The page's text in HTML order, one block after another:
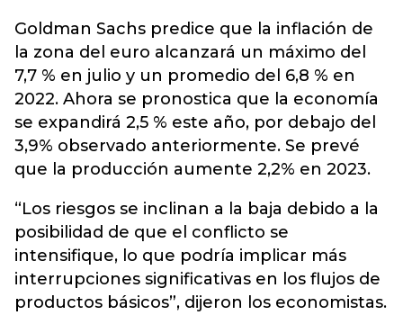
Goldman Sachs predice que la inflación de
la zona del euro alcanzará un máximo del
7,7 % en julio y un promedio del 6,8 % en
2022. Ahora se pronostica que la economía
se expandirá 2,5 % este año, por debajo del
3,9% observado anteriormente. Se prevé
que la producción aumente 2,2% en 2023.
“Los riesgos se inclinan a la baja debido a la
posibilidad de que el conflicto se
intensifique, lo que podría implicar más
interrupciones significativas en los flujos de
productos básicos”, dijeron los economistas.